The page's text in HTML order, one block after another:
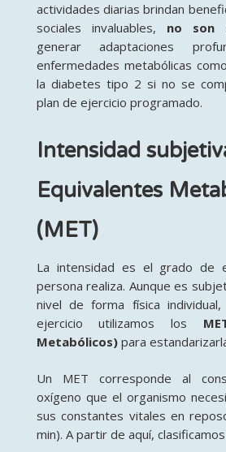
actividades diarias brindan
sociales invaluables, no son
generar adaptaciones
enfermedades metabólicas
la diabetes tipo 2 si no se
plan de ejercicio programado.
Intensidad
Equivalentes
(MET)
La intensidad es el grado de
persona realiza. Aunque es
nivel de forma física
ejercicio utilizamos los
Metabólicos)para
Un MET corresponde al
oxígeno que el organismo
sus constantes vitales en
min). A partir de aquí,